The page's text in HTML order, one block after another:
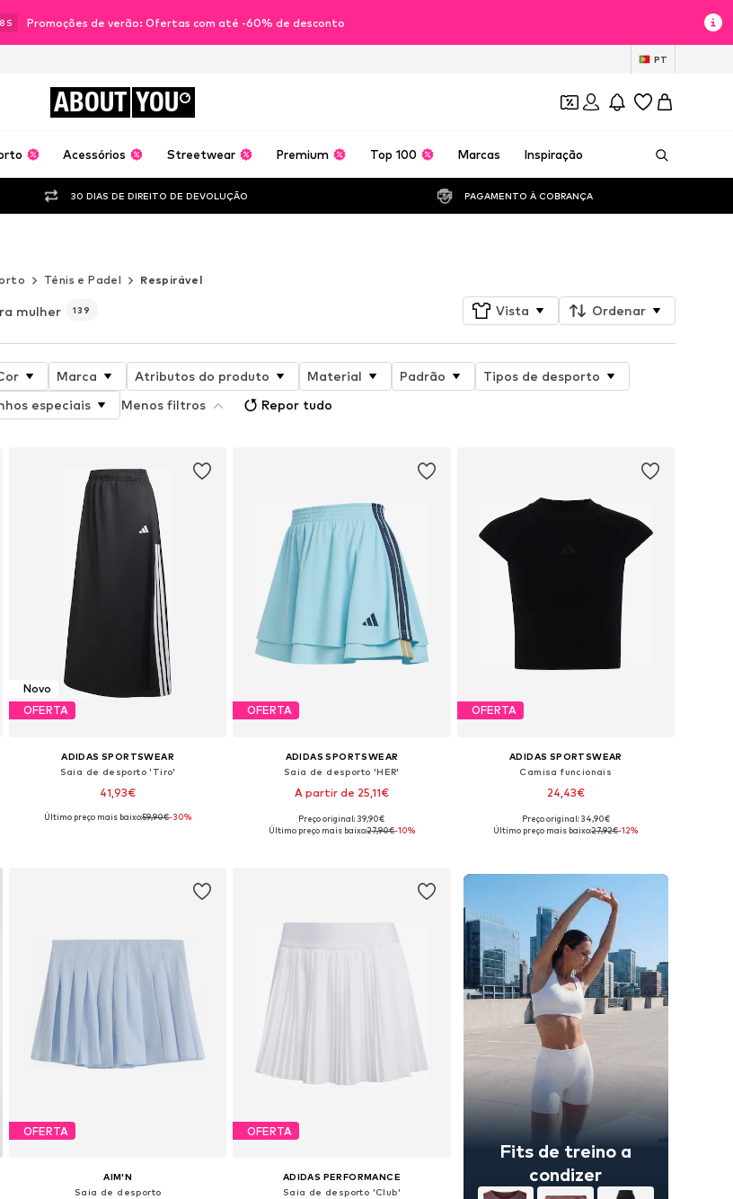
S Promoções de verão: Ofertas com até -60% de desconto
PT
ABOUT YOU
Acessórios Streetwear Premium Top 100 Marcas Inspiração
30 DIAS DE DIREITO DE DEVOLUÇÃO PAGAMENTO À COBRANÇA
Ténis e Padel Respirável
mulher 139 Vista Ordenar
Marca Atributos do produto Material Padrão
Tipos de desporto
especiais Menos filtros Repor tudo
Novo
OFERTA
ADIDAS SPORTSWEAR
Saia de desporto 'Tiro'
41,93€
Tamanhos disponíveis: 36, 38, 40, 42
Último preço mais baixo:59,90€-30%
OFERTA
ADIDAS SPORTSWEAR
Saia de desporto 'HER'
A partir de 25,11€
Tamanhos disponíveis: 38, 40
Preço original: 39,90€
Último preço mais baixo:27,90€-10%
OFERTA
ADIDAS SPORTSWEAR
Camisa funcionais
24,43€
Preço original: 34,90€
Último preço mais baixo:27,92€-12%
OFERTA
AIM'N
Saia de desporto
OFERTA
ADIDAS PERFORMANCE
Saia de desporto 'Club'
Fits de treino a
condizer